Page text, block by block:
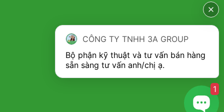
trường phát triển cây mắc ca.
CÔNG TY TNHH 3A GROUP
Bộ phận kỹ thuật và tư vấn bán hàng
1